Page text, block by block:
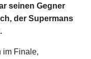
seinen Gegner
der Supermans
im Finale,